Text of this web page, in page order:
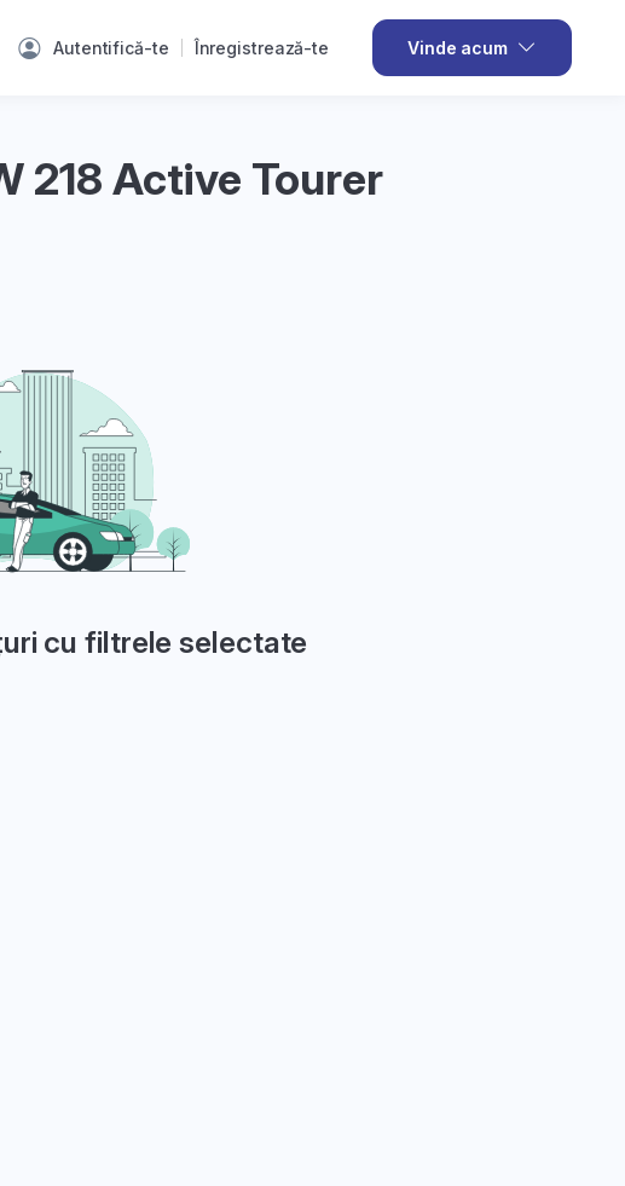
Autentifică-te Înregistrează-te Vinde acum
218 Active Tourer
cu filtrele selectate